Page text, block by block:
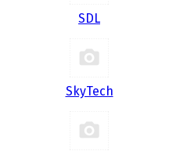
SDL
SkyTech